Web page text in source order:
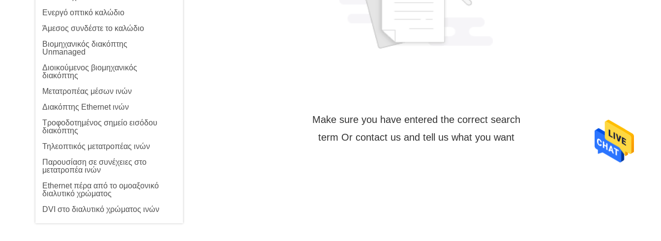
Ενεργό οπτικό καλώδιο
Άμεσος συνδέστε το καλώδιο
Βιομηχανικός διακόπτης
Unmanaged
Διοικούμενος βιομηχανικός
διακόπτης
Μετατροπέας μέσων ινών
Διακόπτης Ethernet ινών
Τροφοδοτημένος σημείο εισόδου
διακόπτης
Τηλεοπτικός μετατροπέας ινών
Παρουσίαση σε συνέχειες στο
μετατροπέα ινών
Ethernet πέρα από το ομοαξονικό
διαλυτικό χρώματος
DVI στο διαλυτικό χρώματος ινών
Make sure you have entered the correct search
term Or contact us and tell us what you want